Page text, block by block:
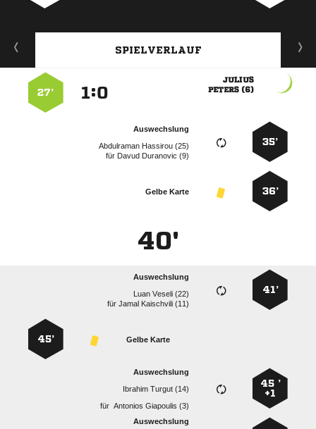
SPIELVERLAUF

 
:
27’
35’
Auswechslung
  
für   
36’
Gelbe Karte
40'
41’
Auswechslung
  
für  
Gelbe Karte
45’
45 ’
+1
Auswechslung
  
für   
Auswechslung